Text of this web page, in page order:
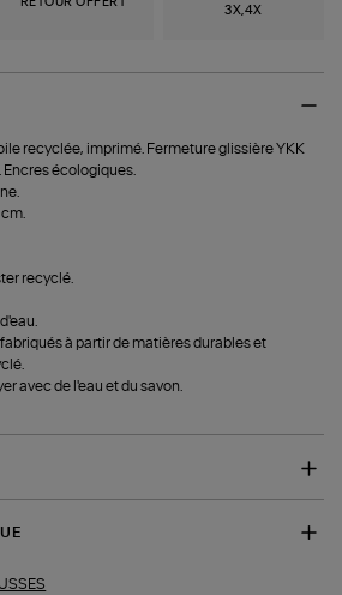
RETOUR OFFERT
3X,4X
recyclée, imprimé. Fermeture glissière YKK
Encres écologiques.
cm.
recyclé.
à partir de matières durables et
avec de l'eau et du savon.